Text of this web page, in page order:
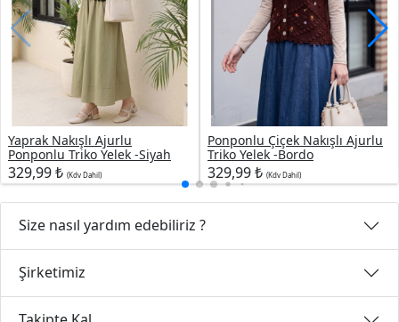
Yaprak Nakışlı Ajurlu
Ponponlu Triko Yelek -Siyah
329,99 ₺ (Kdv Dahil)
Ponponlu Çiçek Nakışlı Ajurlu
Triko Yelek -Bordo
329,99 ₺ (Kdv Dahil)
Size nasıl yardım edebiliriz ?
Şirketimiz